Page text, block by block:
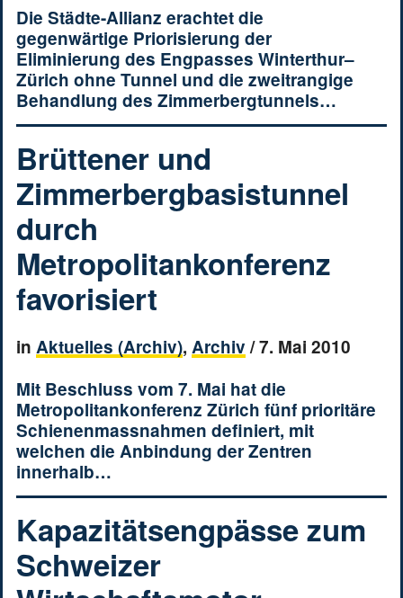
Die Städte-Allianz erachtet die
gegenwärtige Priorisierung der
Eliminierung des Engpasses Winterthur–
Zürich ohne Tunnel und die zweitrangige
Behandlung des Zimmerbergtunnels…
Brüttener und
Zimmerbergbasistunnel
durch
Metropolitankonferenz
favorisiert
in Aktuelles (Archiv), Archiv /7. Mai 2010
Mit Beschluss vom 7. Mai hat die
Metropolitankonferenz Zürich fünf prioritäre
Schienenmassnahmen definiert, mit
welchen die Anbindung der Zentren
innerhalb…
Kapazitätsengpässe zum
Schweizer